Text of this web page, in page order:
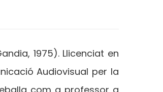
1975). Llicenciat en
Audiovisual per la